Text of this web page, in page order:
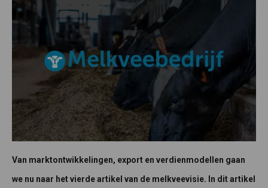
Van marktontwikkelingen, export en verdienmodellen gaan
we nu naar het vierde artikel van de melkveevisie. In dit artikel